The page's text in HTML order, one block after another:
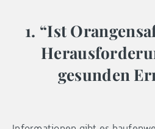
1. “Ist
gesunden